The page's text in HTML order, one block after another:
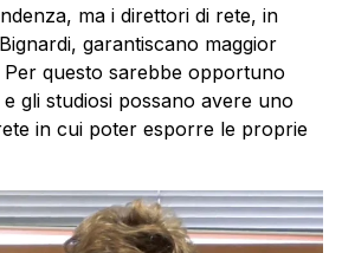
ma i direttori di rete, in
garantiscano maggior
Per questo sarebbe opportuno
gli studiosi possano avere uno
in cui poter esporre le proprie